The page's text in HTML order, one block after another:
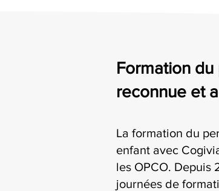
Formation
reconnue et
La formation du
enfant avec
les OPCO. Depuis
journées de